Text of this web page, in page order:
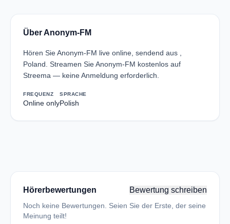
Über Anonym-FM
Hören Sie Anonym-FM live online, sendend aus ,
Poland. Streamen Sie Anonym-FM kostenlos auf
Streema — keine Anmeldung erforderlich.
FREQUENZ
Online only
SPRACHE
Polish
Hörerbewertungen Bewertung schreiben
Noch keine Bewertungen. Seien Sie der Erste, der seine
Meinung teilt!